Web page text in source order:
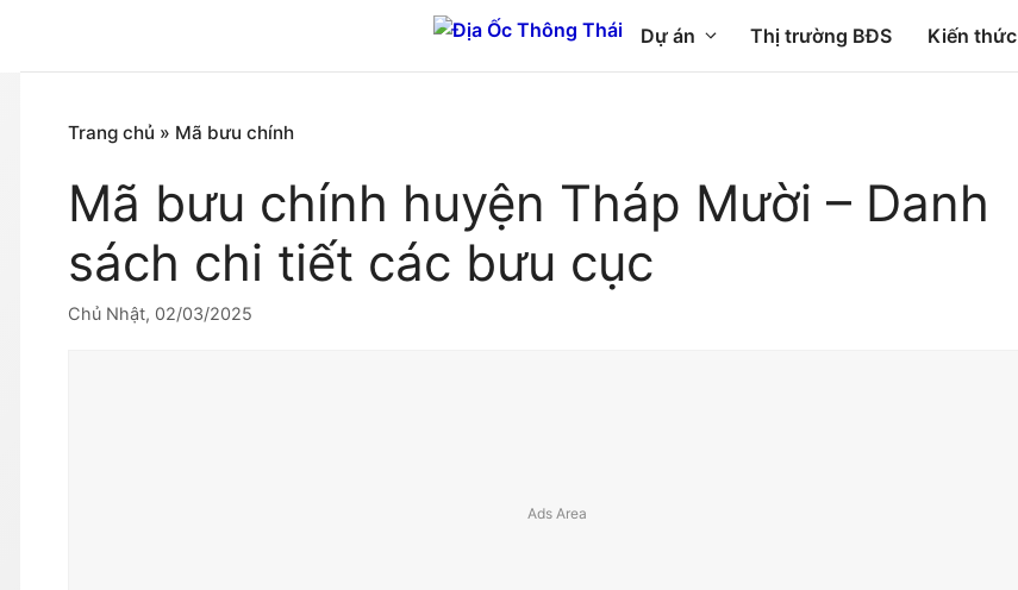
nội
Dự án Thị trường BĐS Kiến thức
Trang chủ » Mã bưu chính
Mã bưu chính huyện Tháp Mười – Danh
sách chi tiết các bưu cục
Chủ Nhật, 02/03/2025